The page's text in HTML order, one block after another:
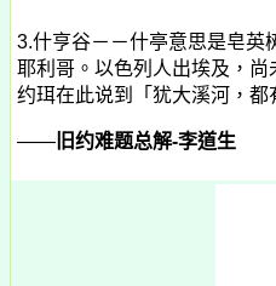
3.什亨谷－－什亭意思是皂英
耶利哥。以色列人出埃及，
约珥在此说到「犹大溪河，
—— 旧约难题总解-李道生